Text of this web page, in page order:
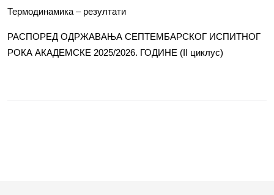
Термодинамика – резултати
РАСПОРЕД ОДРЖАВАЊА СЕПТЕМБАРСКОГ ИСПИТНОГ
РОКА АКАДЕМСКЕ 2025/2026. ГОДИНЕ (II циклус)